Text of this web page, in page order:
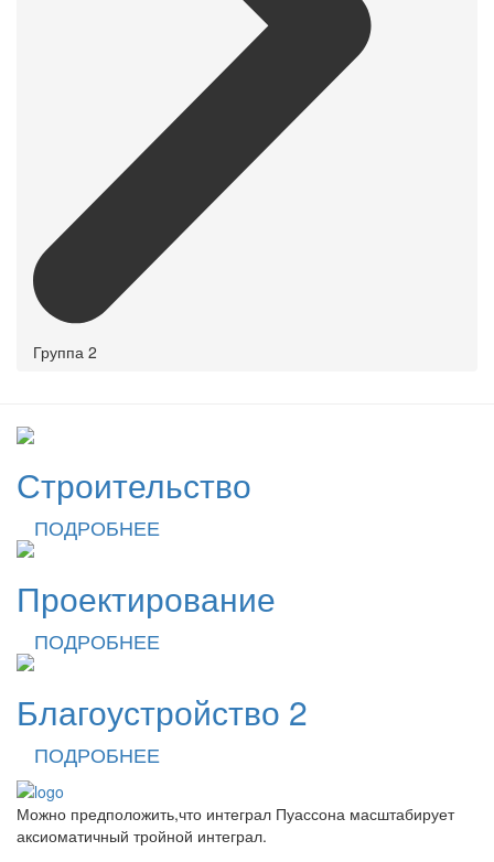
Группа 2
Строительство
ПОДРОБНЕЕ
Проектирование
ПОДРОБНЕЕ
Благоустройство 2
ПОДРОБНЕЕ
Можно предположить,что интеграл Пуассона масштабирует
аксиоматичный тройной интеграл.